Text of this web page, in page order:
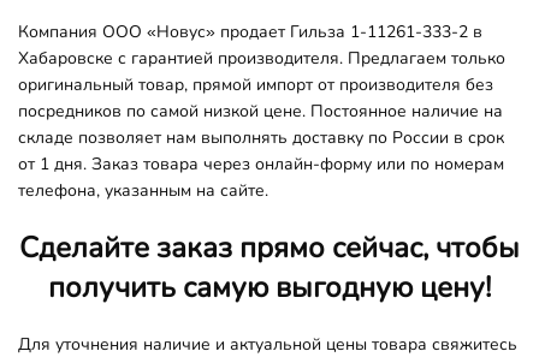
Компания ООО «Новус» продает Гильза 1-11261-333-2 в
Хабаровске с гарантией производителя. Предлагаем только
оригинальный товар, прямой импорт от производителя без
посредников по самой низкой цене. Постоянное наличие на
складе позволяет нам выполнять доставку по России в срок
от 1 дня. Заказ товара через онлайн-форму или по номерам
телефона, указанным на сайте.
Сделайте заказ прямо сейчас, чтобы
получить самую выгодную цену!
Для уточнения наличие и актуальной цены товара свяжитесь